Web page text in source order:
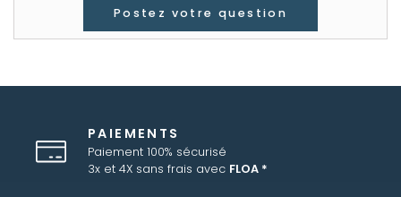
Postez votre question
PAIEMENTS
Paiement 100% sécurisé
3x et 4X sans frais avec FLOA *